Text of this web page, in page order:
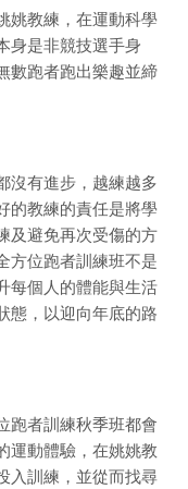
姚教練，在運動科學
身是非競技選手身
數跑者跑出樂趣並締
沒有進步，越練越多
的教練的責任是將學
及避免再次受傷的方
方位跑者訓練班不是
每個人的體能與生活
態，以迎向年底的路
跑者訓練秋季班都會
運動體驗，在姚姚教
入訓練，並從而找尋